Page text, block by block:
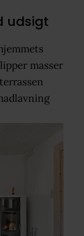
udsigt
masser